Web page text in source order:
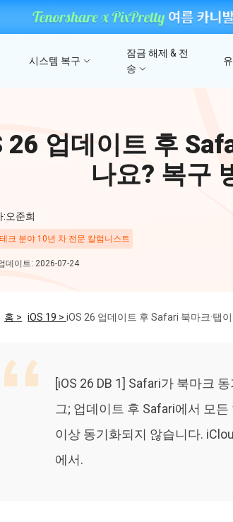
시스템 복구
시스템 이
아이폰/아이패드 데
iTunes/iCloud 백업 복
복구
복구
잠금 해제 & 전
송
잠금해제
안드로이드 아이폰
전송
제
락 제거
iTunes 백업 암호 잠금 풀기
레이션 도구
및 관리
26 업데이트 후
나요? 복구
:오준희
크 분야 10년 차 전문 칼럼니스트
데이트: 2026-07-24
홈 > iOS 19 > iOS 26 업데이트 후 Safari 북마크·탭
[iOS 26 DB 1] Safari가 북마크
그; 업데이트 후 Safari에서 모
이상 동기화되지 않습니다.
에서.